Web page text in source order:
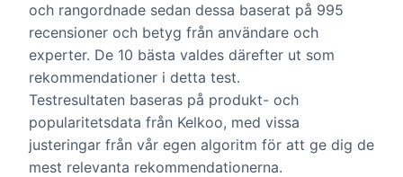
och rangordnade sedan dessa baserat på 995
recensioner och betyg från användare och
experter. De 10 bästa valdes därefter ut som
rekommendationer i detta test.
Testresultaten baseras på produkt- och
popularitetsdata från Kelkoo, med vissa
justeringar från vår egen algoritm för att ge dig de
mest relevanta rekommendationerna.